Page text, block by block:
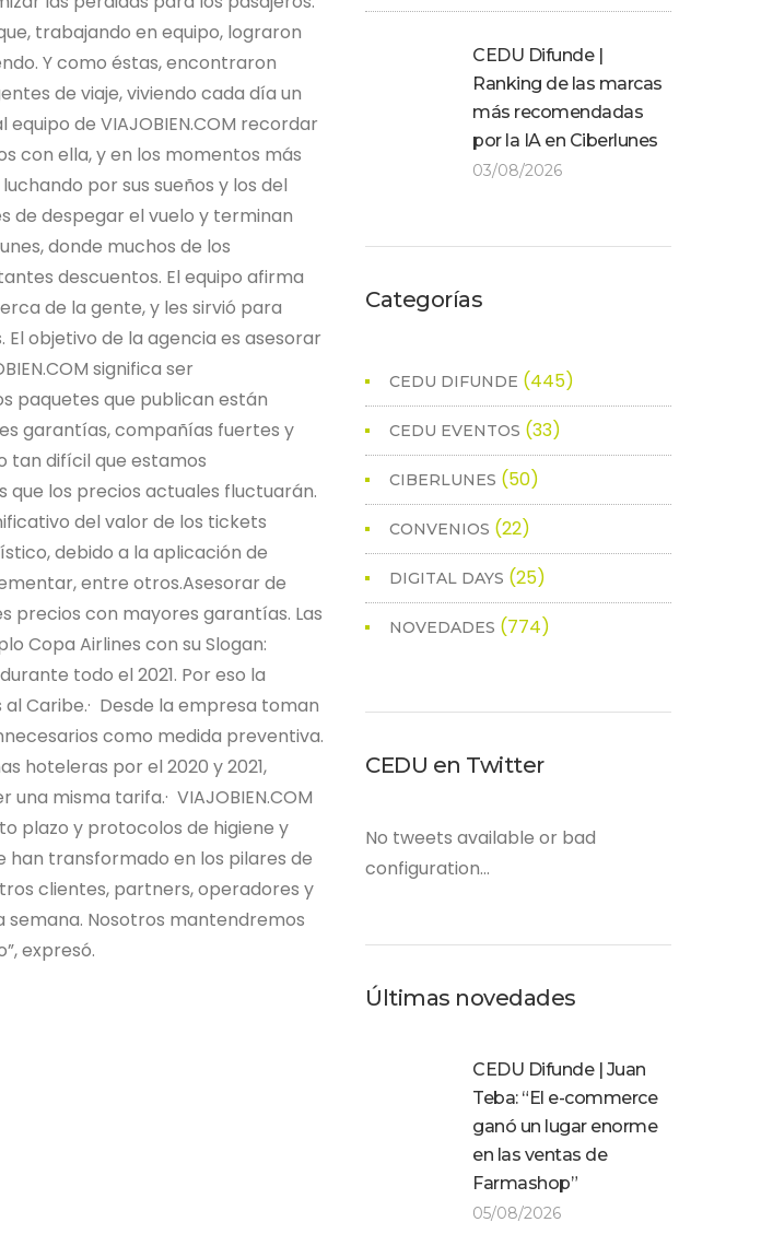
trabajando en equipo, lograron
Y como éstas, encontraron
de viaje, viviendo cada día un
de VIAJOBIEN.COM recordar
con ella, y en los momentos más
por sus sueños y los del
de despegar el vuelo y terminan
donde muchos de los
descuentos. El equipo afirma
de la gente, y les sirvió para
objetivo de la agencia es asesorar
significa ser
paquetes que publican están
garantías, compañías fuertes y
tan difícil que estamos
que los precios actuales fluctuarán.
del valor de los tickets
debido a la aplicación de
entre otros.Asesorar de
precios con mayores garantías. Las
Copa Airlines con su Slogan:
todo el 2021. Por eso la
Caribe.· Desde la empresa toman
como medida preventiva.
hoteleras por el 2020 y 2021,
misma tarifa.· VIAJOBIEN.COM
plazo y protocolos de higiene y
han transformado en los pilares de
clientes, partners, operadores y
semana. Nosotros mantendremos
expresó.
CEDU Difunde |
Ranking de las marcas
más recomendadas
por la IA en Ciberlunes
03/08/2026
Categorías
CEDU DIFUNDE (445)
CEDU EVENTOS (33)
CIBERLUNES (50)
CONVENIOS (22)
DIGITAL DAYS (25)
NOVEDADES (774)
CEDU en Twitter
No tweets available or bad
configuration...
Últimas novedades
CEDU Difunde | Juan
Teba: “El e-commerce
ganó un lugar enorme
en las ventas de
Farmashop”
05/08/2026